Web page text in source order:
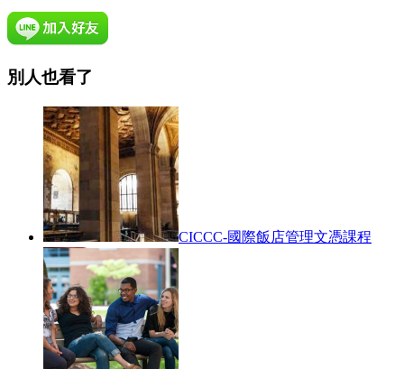
別人也看了
CICCC-國際飯店管理文憑課程